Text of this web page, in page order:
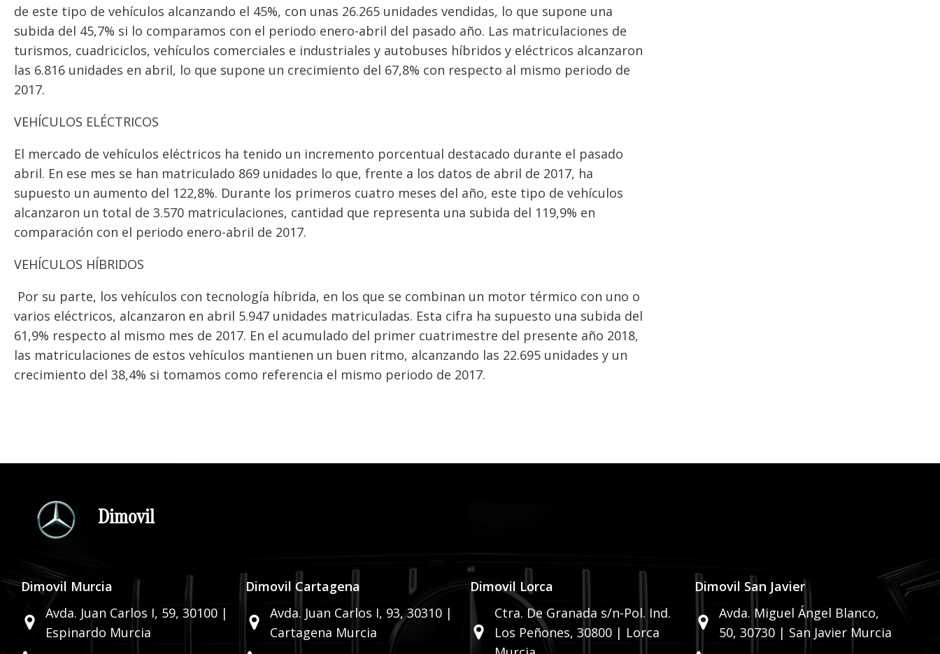
de este tipo de vehículos alcanzando el 45%, con unas 26.265 unidades vendidas, lo que supone una
subida del 45,7% si lo comparamos con el periodo enero-abril del pasado año. Las matriculaciones de
turismos, cuadriciclos, vehículos comerciales e industriales y autobuses híbridos y eléctricos alcanzaron
las 6.816 unidades en abril, lo que supone un crecimiento del 67,8% con respecto al mismo periodo de
2017.
VEHÍCULOS ELÉCTRICOS
El mercado de vehículos eléctricos ha tenido un incremento porcentual destacado durante el pasado
abril. En ese mes se han matriculado 869 unidades lo que, frente a los datos de abril de 2017, ha
supuesto un aumento del 122,8%. Durante los primeros cuatro meses del año, este tipo de vehículos
alcanzaron un total de 3.570 matriculaciones, cantidad que representa una subida del 119,9% en
comparación con el periodo enero-abril de 2017.
VEHÍCULOS HÍBRIDOS
Por su parte, los vehículos con tecnología híbrida, en los que se combinan un motor térmico con uno o
varios eléctricos, alcanzaron en abril 5.947 unidades matriculadas. Esta cifra ha supuesto una subida del
61,9% respecto al mismo mes de 2017. En el acumulado del primer cuatrimestre del presente año 2018,
las matriculaciones de estos vehículos mantienen un buen ritmo, alcanzando las 22.695 unidades y un
crecimiento del 38,4% si tomamos como referencia el mismo periodo de 2017.
Dimovil
Dimovil Murcia
Avda. Juan Carlos I, 59, 30100 |
Espinardo Murcia
Dimovil Cartagena
Avda. Juan Carlos I, 93,30310 |
Cartagena Murcia
Dimovil Lorca
Ctra. De Granada s/n-Pol. Ind.
Los Peñones, 30800 | Lorca
Dimovil San Javier
Avda. Miguel Ángel Blanco,
50, 30730 | San Javier Murcia